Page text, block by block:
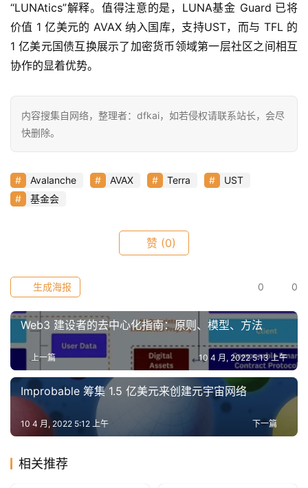
指
数
工
具
推
荐
“LUNAtics”解释。值得注意的是，LUNA基金 Guard 已将
价值 1 亿美元的 AVAX 纳入国库，支持UST，而与 TFL 的
1 亿美元国债互换展示了加密货币领域第一层社区之间相互
协作的显着优势。
内容搜集自网络，整理者：dfkai，如若侵权请联系站长，会尽
快删除。
Avalanche AVAX Terra
UST
基金会
赞 (0)
0 0
生成海报
Web3 建设者的去中心化指南：原则、模型、方法
上一篇 10 4 月, 2022 5:13 上午
Improbable 筹集 1.5 亿美元来创建元宇宙网络
下一篇
10 4 月, 2022 5:12 上午
相关推荐